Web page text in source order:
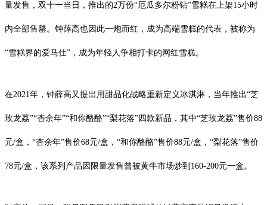
量发售，双十一当日，推出的2万份“厄瓜多尔粉钻”雪糕在上架15小时
内全部售罄。钟薛高也因此一炮而红，成为高端雪糕的代表，被称为
“雪糕界的爱马仕”，成为年轻人争相打卡的网红雪糕。
在2021年，钟薛高又提出用甜品化战略重新定义冰淇淋，当年推出“芝
玫龙荔”“杏余年”“和你酪酪”“梨花落”四款新品，其中“芝玫龙荔”售价88
元/盒，“杏余年”售价68元/盒，“和你酪酪”售价88元/盒，“梨花落”售价
78元/盒，该系列产品因限量发售曾被黄牛市场炒到160-200元一盒。